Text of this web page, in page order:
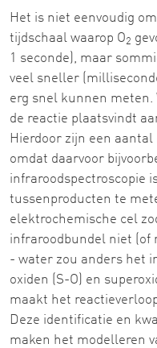
Het is niet eenvoudig
tijdschaal waarop O2
1 seconde), maar
veel sneller
erg snel kunnen meten.
de reactie plaatsvindt
Hierdoor zijn een
omdat daarvoor
infraroodspectroscopie
tussenproducten te
elektrochemische cel
infraroodbundel niet (of
- water zou anders het
oxiden (S-O) en
maakt het
Deze identificatie en
maken het modelleren